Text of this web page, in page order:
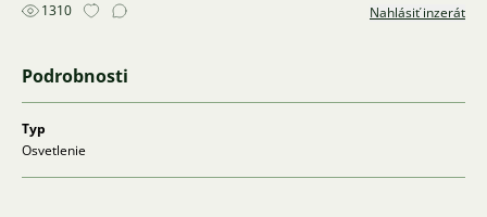
1310 Nahlásiť inzerát
Podrobnosti
Typ
Osvetlenie